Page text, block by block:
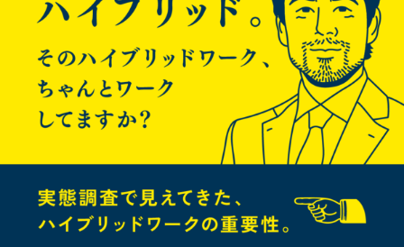
ん？？？
お問い合わせメールをいただいたとき、目をこすりました。
久々のイベント参加でしたが、なかなか面白かったです。 こう
いうとこに行く楽しみは、テック業界のフロントランナー達の
トラックを聞くのも、もちろんですが、それ以上に参加者を眺
める、に尽きます。 当たり前といえば当たり前ですがうら若い
女性エンジニアからスーツを着たいかにもなリーマン、腹の出
た気むずかしげなおっさんまで、とにかく老若男女色んな人た
ちがいて、この種々雑多な人たちと同じクラスタに居るんだ
な〜と思うとなんか感慨深いものがあります。